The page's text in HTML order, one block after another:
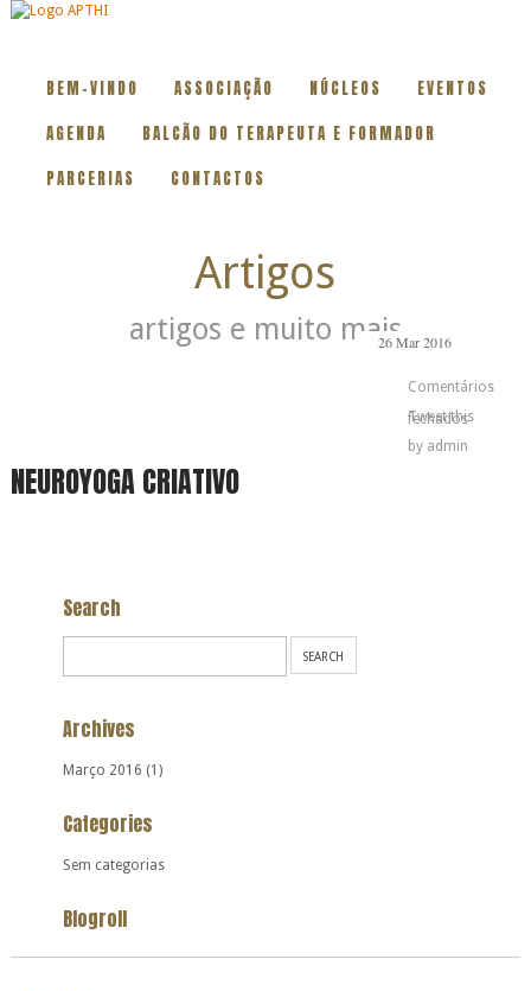
BEM-VINDO ASSOCIAÇÃO NÚCLEOS
EVENTOS
AGENDA
BALCÃO DO TERAPEUTA E FORMADOR
PARCERIAS
CONTACTOS
Artigos
artigos e muito mais
26Mar2016
Comentários
fechadosem
Tweet this
by admin
NEUROYOGA CRIATIVO
Search
Archives
Março 2016 (1)
Categories
Sem categorias
Blogroll